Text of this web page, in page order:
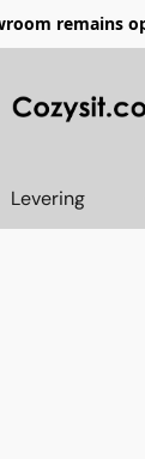
remains
Levering